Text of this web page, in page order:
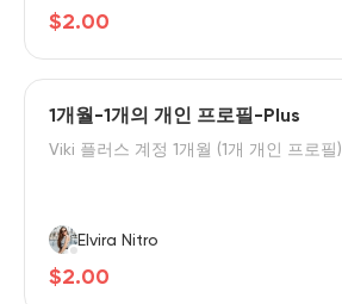
$2.00
1개월-1개의 개인 프로필-Plus
Viki 플러스 계정 1개월 (1개 개인 프로필)
Elvira Nitro
$2.00